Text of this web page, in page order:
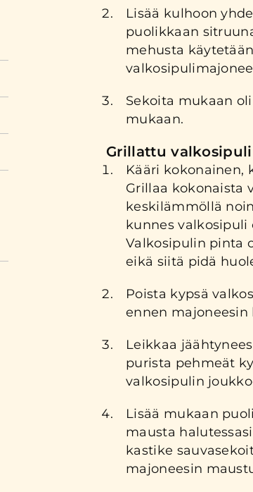
Lisää kulhoon
puolikkaan
mehusta
Sekoita mukaan
mukaan.
Grillattu
Kääri kokonainen,
Grillaa kokonaista
keskilämmöllä
kunnes
Valkosipulin pinta
eikä siitä pidä
Poista kypsä
ennen majoneesin
Leikkaa
purista pehmeät
valkosipulin
Lisää mukaan
mausta
kastike
majoneesin